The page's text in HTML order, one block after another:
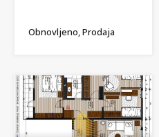
Obnovljeno, Prodaja